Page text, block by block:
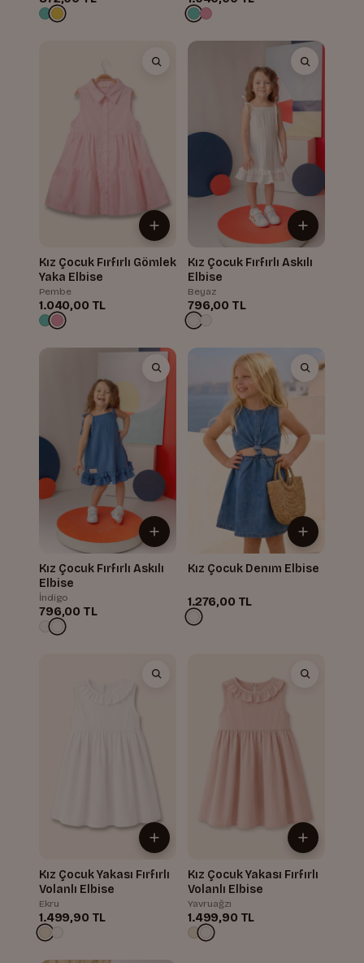
Kız Çocuk Fırfırlı Gömlek
Yaka Elbise
Pembe
1.040,00 TL
Kız Çocuk Fırfırlı Askılı
Elbise
Beyaz
796,00 TL
Kız Çocuk Fırfırlı Askılı
Elbise
İndigo
796,00 TL
Kız Çocuk Denım Elbise
1.276,00 TL
Kız Çocuk Yakası Fırfırlı
Volanlı Elbise
Ekru
1.499,90 TL
Kız Çocuk Yakası Fırfırlı
Volanlı Elbise
Yavruağzı
1.499,90 TL